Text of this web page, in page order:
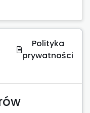
Polityka
prywatności